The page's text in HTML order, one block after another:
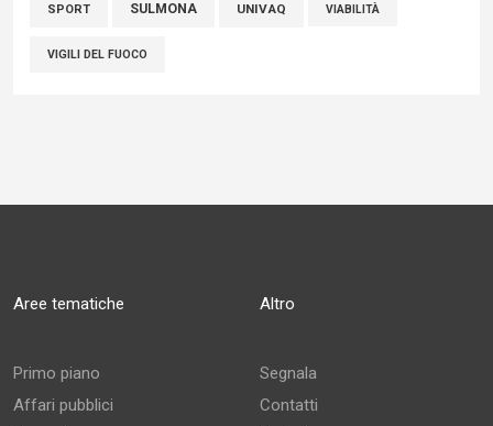
SPORT SULMONA UNIVAQ VIABILITÀ
VIGILI DEL FUOCO
Aree tematiche
Primo piano
Affari pubblici
Altro
Segnala
Contatti